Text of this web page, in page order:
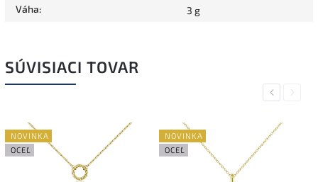
Váha: 3 g
SÚVISIACI TOVAR
Previous
NOVINKA
OCEĽ
NOVINKA
OCEĽ
Next